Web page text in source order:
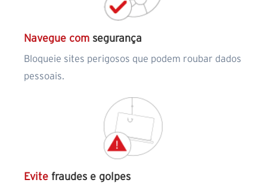
Navegue com segurança
Bloqueie sites perigosos que podem roubar dados
pessoais.
Evite fraudes e golpes